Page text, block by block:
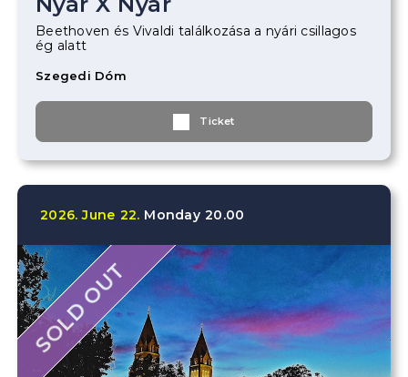
Beethoven és Vivaldi találkozása a nyári csillagos
ég alatt
Szegedi Dóm
Ticket
2026. June 22. Monday 20.00
SOLD OUT